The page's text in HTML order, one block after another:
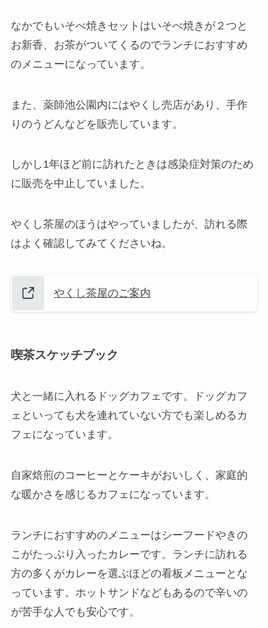
なかでもいそべ焼きセットはいそべ焼きが２つと
お新香、お茶がついてくるのでランチにおすすめ
のメニューになっています。
また、薬師池公園内にはやくし売店があり、手作
りのうどんなどを販売しています。
しかし1年ほど前に訪れたときは感染症対策のため
に販売を中止していました。
やくし茶屋のほうはやっていましたが、訪れる際
はよく確認してみてくださいね。
やくし茶屋のご案内
喫茶スケッチブック
犬と一緒に入れるドッグカフェです。ドッグカフ
ェといっても犬を連れていない方でも楽しめるカ
フェになっています。
自家焙煎のコーヒーとケーキがおいしく、家庭的
な暖かさを感じるカフェになっています。
ランチにおすすめのメニューはシーフードやきの
こがたっぷり入ったカレーです。ランチに訪れる
方の多くがカレーを選ぶほどの看板メニューとな
っています。ホットサンドなどもあるので辛いの
が苦手な人でも安心です。